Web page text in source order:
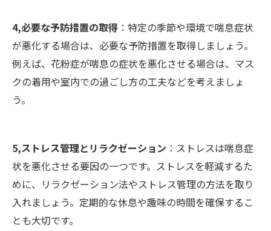
4,必要な予防措置の取得 ：特定の季節や環境で喘息症状
が悪化する場合は、必要な予防措置を取得しましょう。
例えば、花粉症が喘息の症状を悪化させる場合は、マス
クの着用や室内での過ごし方の工夫などを考えましょ
う。
5,ストレス管理とリラクゼーション ：ストレスは喘息症
状を悪化させる要因の一つです。ストレスを軽減するた
めに、リラクゼーション法やストレス管理の方法を取り
入れましょう。定期的な休息や趣味の時間を確保するこ
とも大切です。